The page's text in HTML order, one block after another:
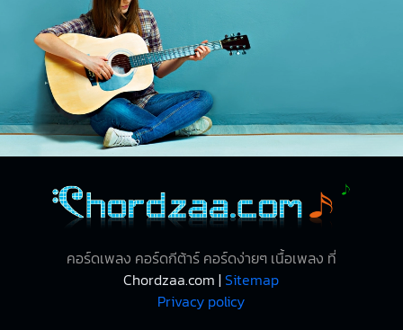
คอร์ดเพลง คอร์ดกีต้าร์ คอร์ดง่ายๆ เนื้อเพลง ที่
Chordzaa.com |Sitemap
Privacy policy